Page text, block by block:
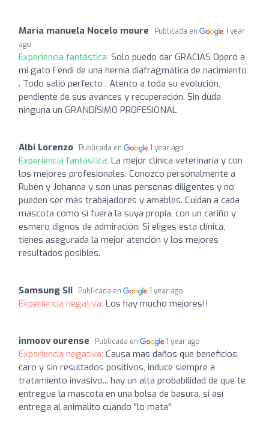
Maria manuela Nocelo moure Publicada en
1 year
ago
Experiencia fantástica: Solo puedo dar GRACIAS Operó a
mi gato Fendi de una hernia diafragmática de nacimiento
. Todo salió perfecto . Atento a toda su evolución,
pendiente de sus avances y recuperación. Sin duda
ninguna un GRANDÍSIMO PROFESIONAL
Albi Lorenzo Publicada en 1 year ago
Experiencia fantástica: La mejor clínica veterinaria y con
los mejores profesionales. Conozco personalmente a
Rubén y Johanna y son unas personas diligentes y no
pueden ser más trabajadores y amables. Cuidan a cada
mascota como si fuera la suya propia, con un cariño y
esmero dignos de admiración. Si eliges esta clínica,
tienes asegurada la mejor atención y los mejores
resultados posibles.
Samsung SII Publicada en 1 year ago
Experiencia negativa: Los hay mucho mejores!!
inmoov ourense Publicada en 1 year ago
Experiencia negativa: Causa mas daños que beneficios,
caro y sin resultados positivos, induce siempre a
tratamiento invasivo... hay un alta probabilidad de que te
entregue la mascota en una bolsa de basura, si así
entrega al animalito cuando "lo mata"